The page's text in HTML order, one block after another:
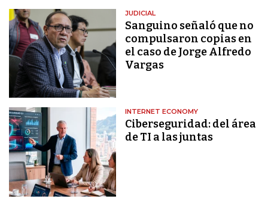
JUDICIAL
Sanguino señaló que no
compulsaron copias en
el caso de Jorge Alfredo
Vargas
INTERNET ECONOMY
Ciberseguridad: del área
de TI a las juntas